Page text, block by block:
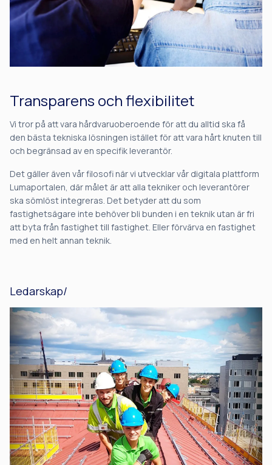
Transparens och flexibilitet
Vi tror på att vara hårdvaruoberoende för att du alltid ska få
den bästa tekniska lösningen istället för att vara hårt knuten till
och begränsad av en specifik leverantör.
Det gäller även vår filosofi när vi utvecklar vår digitala plattform
Lumaportalen, där målet är att alla tekniker och leverantörer
ska sömlöst integreras. Det betyder att du som
fastighetsägare inte behöver bli bunden i en teknik utan är fri
att byta från fastighet till fastighet. Eller förvärva en fastighet
med en helt annan teknik.
Ledarskap/